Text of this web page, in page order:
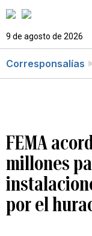
9 de agosto de 2026
Corresponsalías
FEMA
millones
por el